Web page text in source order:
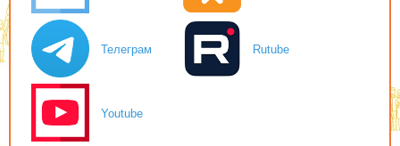
Телеграм Rutube
Youtube